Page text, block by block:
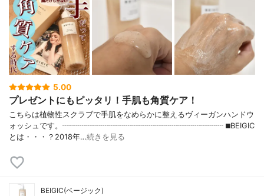
5.00
プレゼントにもピッタリ！手肌も角質ケア！
こちらは植物性スクラブで手肌をなめらかに整えるヴィーガンハンドウ
ォッシュです。┈┈┈┈┈┈┈┈┈┈┈┈┈┈┈┈┈┈┈┈┈ ⬛︎BEIGIC
とは・・・？2018年…続きを見る
BEIGIC(ベージック)